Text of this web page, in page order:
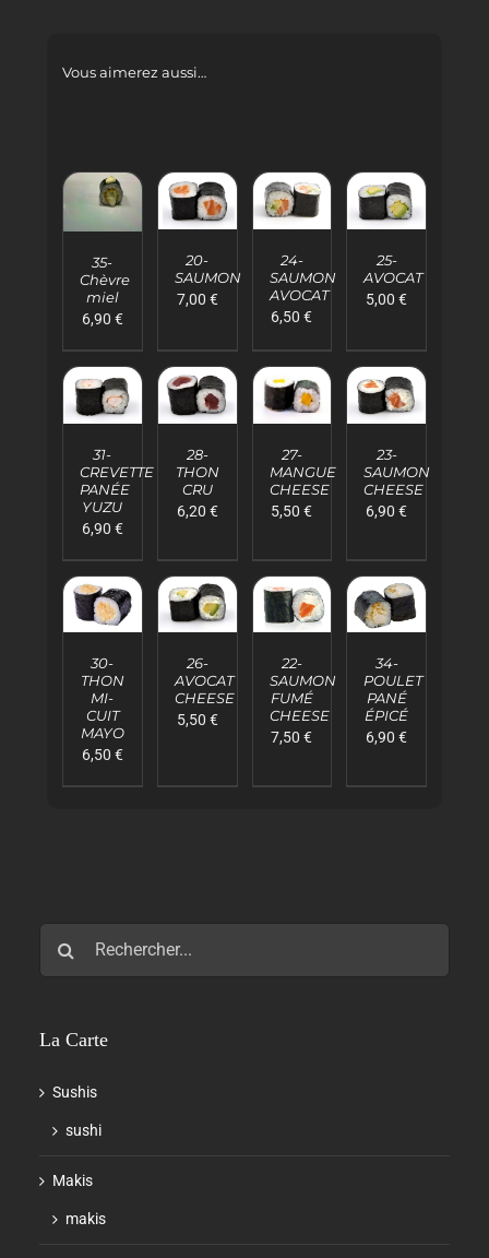
Vous aimerez aussi…
AJOUTER
PANIER
/
DÉTAILS
35-
Chèvre
miel
6,90 €
AJOUTER
PANIER
/
DÉTAILS
20-
SAUMON
7,00 €
AJOUTER
PANIER
/
DÉTAILS
24-
SAUMON
AVOCAT
6,50€
AJOUTER
PANIER
/
DÉTAILS
25-
AVOCAT
5,00€
AJOUTER
PANIER
/
DÉTAILS
31-
CREVETTE
PANÉE
YUZU
6,90 €
AJOUTER
PANIER
/
DÉTAILS
28-
THON
CRU
6,20 €
AJOUTER
PANIER
/
DÉTAILS
27-
MANGUE
CHEESE
5,50€
AJOUTER
PANIER
/
DÉTAILS
23-
SAUMON
CHEESE
6,90€
AJOUTER
PANIER
/
DÉTAILS
30-
THON
MI-
CUIT
MAYO
6,50 €
AJOUTER
PANIER
/
DÉTAILS
26-
AVOCAT
CHEESE
5,50 €
AJOUTER
PANIER
/
DÉTAILS
22-
SAUMON
FUMÉ
CHEESE
7,50€
AJOUTER
PANIER
/
DÉTAILS
34-
POULET
PANÉ
ÉPICÉ
6,90€
La Carte
Sushis
sushi
Makis
makis